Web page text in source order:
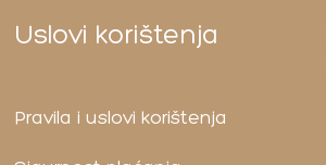
Uslovi korištenja
Pravila i uslovi korištenja